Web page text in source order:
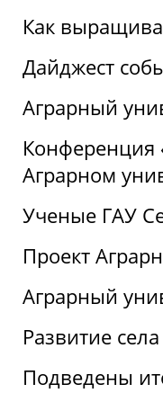
Как
Дайджест
Аграрный
Конференция
Аграрном
Ученые ГАУ
Проект
Аграрный
Развитие
Подведены